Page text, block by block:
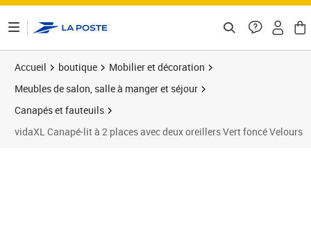
Accueil boutique
Mobilier et décoration
Meubles de salon, salle à manger et séjour
Canapés et fauteuils
vidaXL Canapé-lit à 2 places avec deux oreillers Vert foncé Velours